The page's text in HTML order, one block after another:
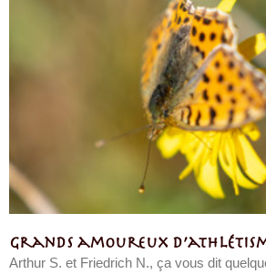
Grands amoureux
Arthur S. et Friedrich N., ça vous dit